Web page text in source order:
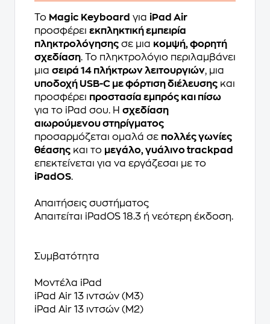
Το Magic Keyboard για iPad Air
προσφέρει εκπληκτική εμπειρία
πληκτρολόγησης σε μια κομψή, φορητή
σχεδίαση. Το πληκτρολόγιο περιλαμβάνει
μια σειρά 14 πλήκτρων λειτουργιών, μια
υποδοχή USB-C με φόρτιση διέλευσης και
προσφέρει προστασία εμπρός και πίσω
για το iPad σου. Η σχεδίαση
αιωρούμενου στηρίγματος
προσαρμόζεται ομαλά σε πολλές γωνίες
θέασης και το μεγάλο, γυάλινο trackpad
επεκτείνεται για να εργάζεσαι με το
iPadOS.
Απαιτήσεις συστήματος
Απαιτείται iPadOS 18.3 ή νεότερη έκδοση.
Συμβατότητα
Μοντέλα iPad
iPad Air 13 ιντσών (M3)
iPad Air 13 ιντσών (M2)